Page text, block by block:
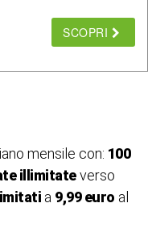
SCOPRI
mensile con: 100
illimitateverso
a 9,99 euro al